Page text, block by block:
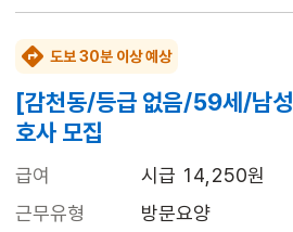
도보 30분 이상 예상
[감천동/등급 없음/59세/남
호사 모집
급여
시급 14,250원
근무유형
방문요양